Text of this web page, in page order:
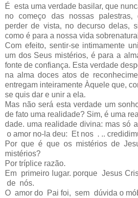
É esta uma verdade basilar, que
no começo das nossas palestras,
perder de vista, no decurso delas,
como é para a nossa vida
Com efeito, sentir-se intimamente
um dos Seus mistérios, é para a
fonte de confiança. Esta verdade
na alma doces atos de
entregam inteiramente Àquele que,
se quis dar e unir a ela.
Mas não será esta verdade um
de fato uma realidade? Sim, é uma
dade. uma realidade divina: mas só
o amor no-la deu: Et nos . ..
Por que é que os mistérios de
mistérios?
Por tríplice razão.
Em primeiro lugar. porque Jesus
de nós.
O amor do Pai foi, sem dúvida o